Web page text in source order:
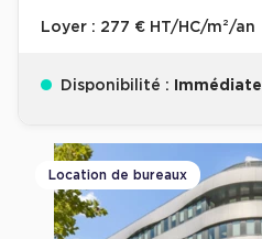
Loyer : 277 € HT/HC/m²/an
Disponibilité : Immédiate
Location de bureaux